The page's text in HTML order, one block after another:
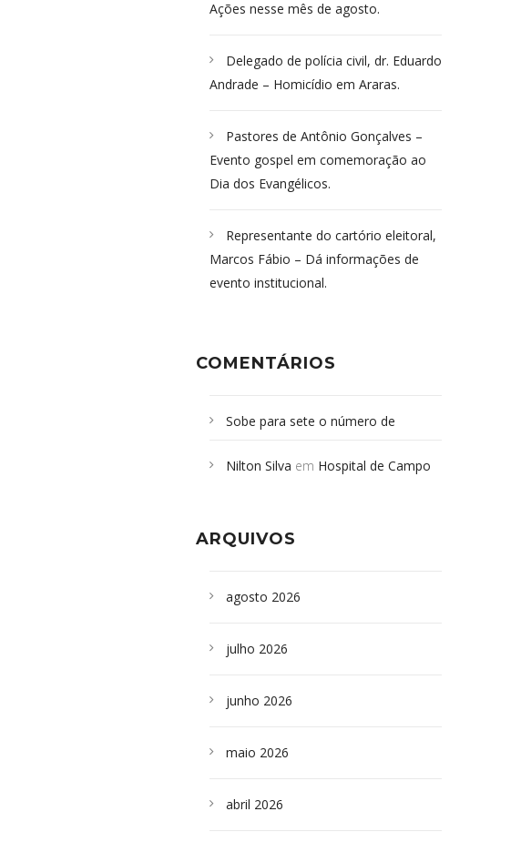
Ações nesse mês de agosto.
Delegado de polícia civil, dr. Eduardo
Andrade – Homicídio em Araras.
Pastores de Antônio Gonçalves –
Evento gospel em comemoração ao
Dia dos Evangélicos.
Representante do cartório eleitoral,
Marcos Fábio – Dá informações de
evento institucional.
COMENTÁRIOS
Sobe para sete o número de
desabamento em São Paulo - Revista
sepultados em SP
Nilton Silva em Hospital de Campo
ARQUIVOS
agosto 2026
julho 2026
junho 2026
maio 2026
abril 2026